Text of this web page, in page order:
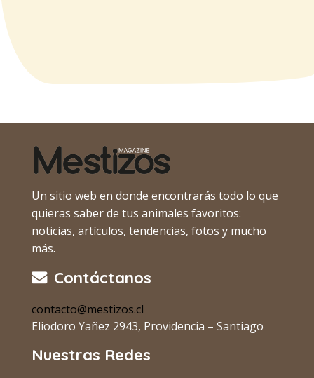
Un sitio web en donde encontrarás todo lo que
quieras saber de tus animales favoritos:
noticias, artículos, tendencias, fotos y mucho
más.
Contáctanos
contacto@mestizos.cl
Eliodoro Yañez 2943, Providencia – Santiago
Nuestras Redes